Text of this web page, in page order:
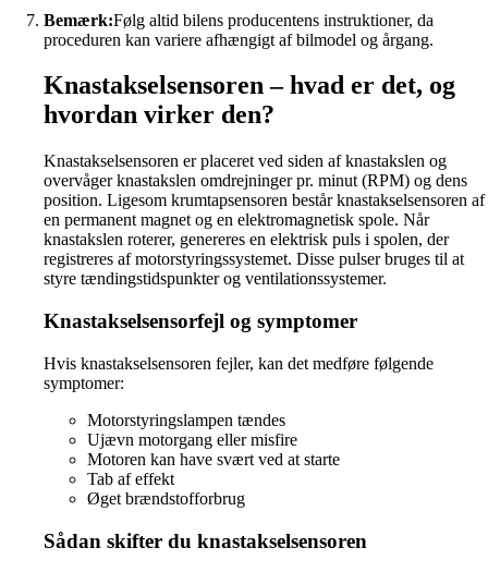
Bemærk:Følg altid bilens producentens instruktioner, da
proceduren kan variere afhængigt af bilmodel og årgang.
Knastakselsensoren – hvad er det, og
hvordan virker den?
Knastakselsensoren er placeret ved siden af knastakslen og
overvåger knastakslen omdrejninger pr. minut (RPM) og dens
position. Ligesom krumtapsensoren består knastakselsensoren af
en permanent magnet og en elektromagnetisk spole. Når
knastakslen roterer, genereres en elektrisk puls i spolen, der
registreres af motorstyringssystemet. Disse pulser bruges til at
styre tændingstidspunkter og ventilationssystemer.
Knastakselsensorfejl og symptomer
Hvis knastakselsensoren fejler, kan det medføre følgende
symptomer:
Motorstyringslampen tændes
Ujævn motorgang eller misfire
Motoren kan have svært ved at starte
Tab af effekt
Øget brændstofforbrug
Sådan skifter du knastakselsensoren